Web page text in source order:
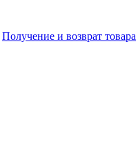
Получение и возврат товара